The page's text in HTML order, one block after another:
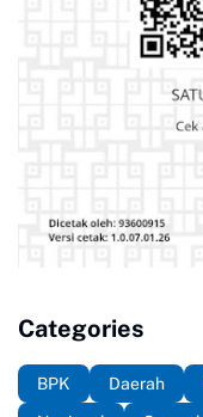
Categories
BPK Daerah